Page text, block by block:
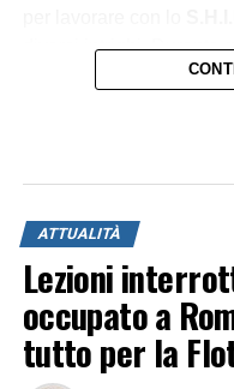
diversi intrighi. Durante
adattarsi al
muove attraverso
L’EROE DEL POPOLO
Capitan America
giustizia
ATTUALITÀ
Lezioni
occupato a
tutto per la